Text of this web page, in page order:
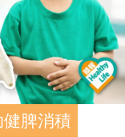
脾消積